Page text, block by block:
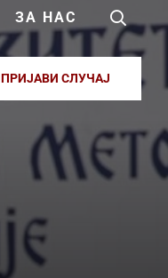
ЗА НАС
ПРИЈАВИ СЛУЧАЈ